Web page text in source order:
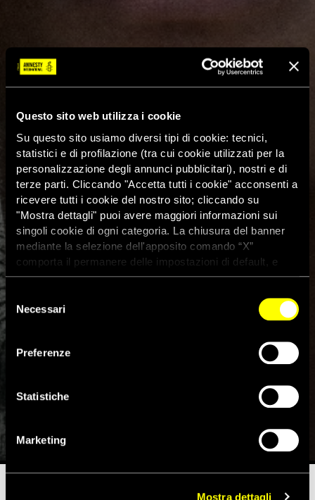
Questo sito web utilizza i cookie
Su questo sito usiamo diversi tipi di cookie: tecnici,
statistici e di profilazione (tra cui cookie utilizzati per la
personalizzazione degli annunci pubblicitari), nostri e di
terze parti. Cliccando "Accetta tutti i cookie" acconsenti a
ricevere tutti i cookie del nostro sito; cliccando su
"Mostra dettagli" puoi avere maggiori informazioni sui
singoli cookie di ogni categoria. La chiusura del banner
mediante la selezione dell'apposito comando “X”
comporta il permanere delle impostazioni di default, e
dunque la continuazione della navigazione con i cookie
dei cookie attivi sul sito clicca
Selezione
delNecessari
Preferenze
Statistiche
Marketing
Mostra dettagli
“inadeguato” il piano Ue
4 Luglio 2017